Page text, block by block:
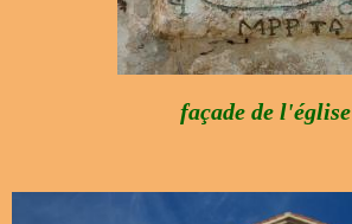
façade de l'église